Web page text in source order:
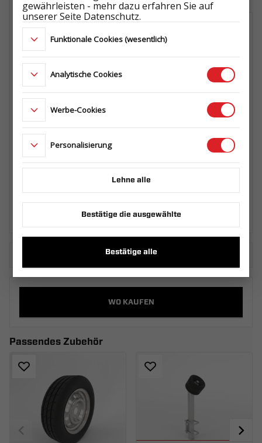
KOMPLETTRAD 155/70 R13 4X100 74N
4Jx13 ET30
ROLLENSTÜTZE PRLZ1 400 +
HALTERUNG 60/80X40
SEITENSTÜTZE PZ1 400 + HALTERUNG
60/80X40
044.511.00.00_SZA
Laden Sie das technische Datenblatt herunter
WO KAUFEN
Passendes Zubehör
gewährleisten - mehr dazu erfahren Sie auf
unserer Seite Datenschutz.
Funktionale Cookies (wesentlich)
Analytische Cookies
Werbe-Cookies
Personalisierung
Lehne alle
Bestätige die ausgewählte
Bestätige alle